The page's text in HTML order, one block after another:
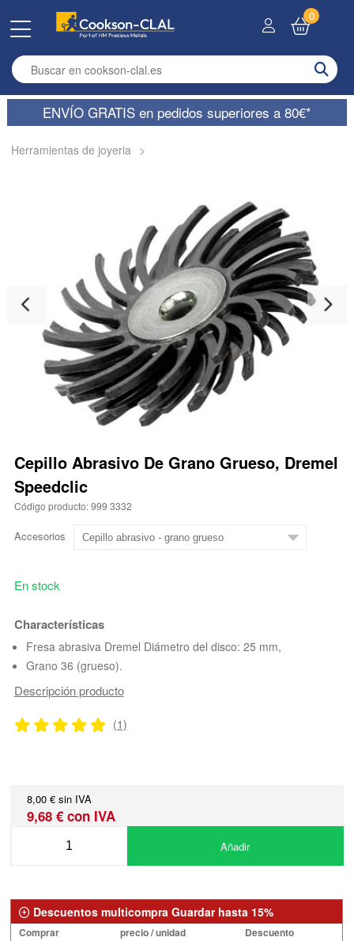
Enter search term
0
ENVÍO GRATIS en pedidos superiores a 80€*
Herramientas de joyeria >
Cepillo Abrasivo De Grano Grueso, Dremel
Speedclic
Código producto: 999 3332
Accesorios
En stock
Characterísticas
Fresa abrasiva Dremel Diámetro del disco: 25 mm,
Grano 36 (grueso).
Descripción producto
(1)
8,00 € sin IVA
9,68 € con IVA
Añadir
Descuentos multicompra Guardar hasta 15%
Comprar precio / unidad Descuento